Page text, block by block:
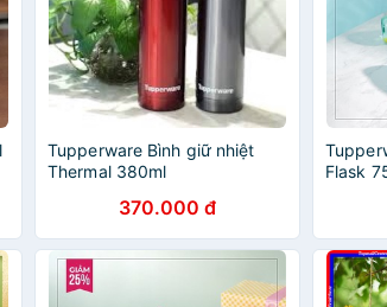
Tupperware Bình giữ nhiệt
Thermal 380ml
370.000 đ
Flask